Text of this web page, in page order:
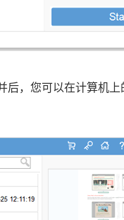
后，您可以在计算机